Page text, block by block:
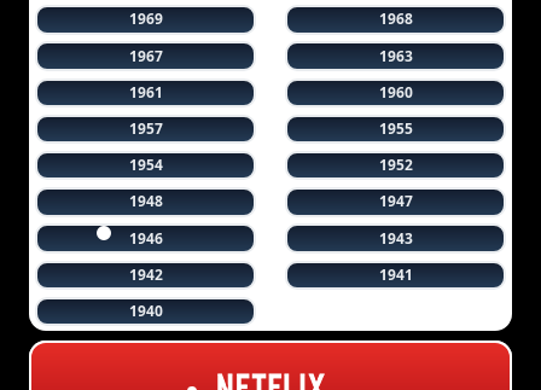
1969
1968
1967
1963
1961
1960
1957
1955
1954
1952
1948
1947
1946
1943
1942
1941
1940